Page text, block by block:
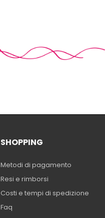
SHOPPING
Metodi di pagamento
Resi e rimborsi
Costi e tempi di spedizione
Faq